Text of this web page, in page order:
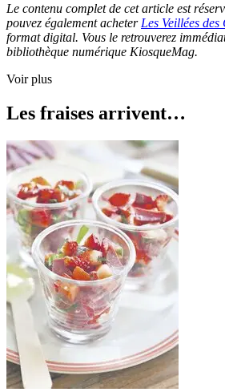
Le contenu complet de cet article est
pouvez également acheter Les Veillées
format digital. Vous le retrouverez
bibliothèque numérique KiosqueMag.
Voir plus
Les fraises arrivent…